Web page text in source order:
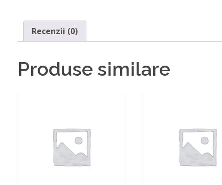
Recenzii (0)
Produse similare